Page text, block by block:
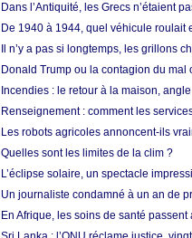
Dans l’Antiquité, les Grecs n’étaient
De 1940 à 1944, quel véhicule roulait
Il n’y a pas si longtemps, les grillons
Donald Trump ou la contagion du mal
Incendies : le retour à la maison,
Renseignement : comment les
Les robots agricoles annoncent-ils
Quelles sont les limites de la clim ?
L’éclipse solaire, un spectacle
Un journaliste condamné à un an de
En Afrique, les soins de santé